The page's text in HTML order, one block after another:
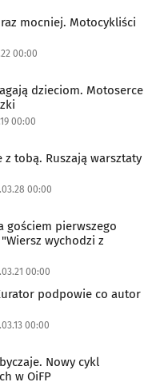
mocniej. Motocykliści
00:00
dzieciom. Motoserce
00:00
z tobą. Ruszają warsztaty
00:00
wychodzi z
00:00
podpowie co autor
00:00
Nowy cykl
w OiFP